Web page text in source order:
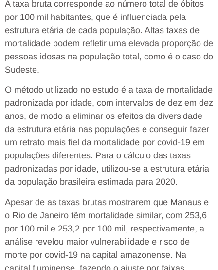
A taxa bruta corresponde ao número total de óbitos
por 100 mil habitantes, que é influenciada pela
estrutura etária de cada população. Altas taxas de
mortalidade podem refletir uma elevada proporção de
pessoas idosas na população total, como é o caso do
Sudeste.
O método utilizado no estudo é a taxa de mortalidade
padronizada por idade, com intervalos de dez em dez
anos, de modo a eliminar os efeitos da diversidade
da estrutura etária nas populações e conseguir fazer
um retrato mais fiel da mortalidade por covid-19 em
populações diferentes. Para o cálculo das taxas
padronizadas por idade, utilizou-se a estrutura etária
da população brasileira estimada para 2020.
Apesar de as taxas brutas mostrarem que Manaus e
o Rio de Janeiro têm mortalidade similar, com 253,6
por 100 mil e 253,2 por 100 mil, respectivamente, a
análise revelou maior vulnerabilidade e risco de
morte por covid-19 na capital amazonense. Na
capital fluminense, fazendo o ajuste por faixas